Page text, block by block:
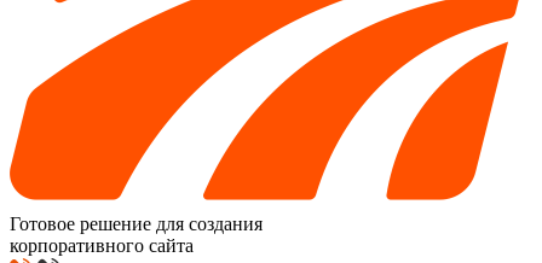
Готовое решение для создания
корпоративного сайта